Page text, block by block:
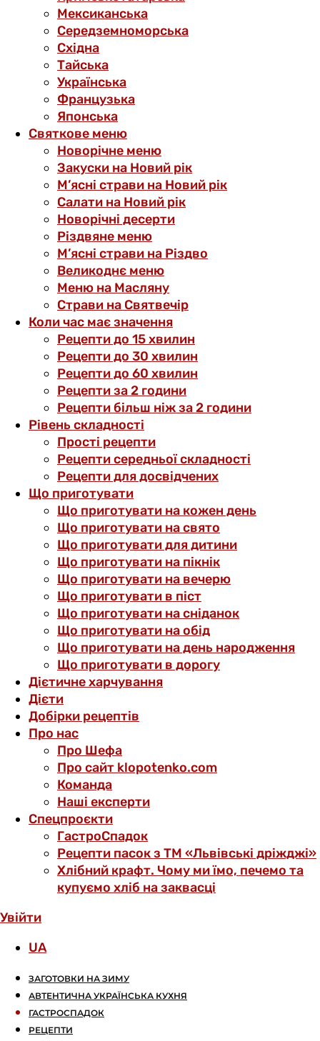
Мексиканська
Середземноморська
Східна
Тайська
Українська
Французька
Японська
Святкове меню
Новорічне меню
Закуски на Новий рік
М’ясні страви на Новий рік
Салати на Новий рік
Новорічні десерти
Різдвяне меню
М’ясні страви на Різдво
Великоднє меню
Меню на Масляну
Страви на Святвечір
Коли час має значення
Рецепти до 15 хвилин
Рецепти до 30 хвилин
Рецепти до 60 хвилин
Рецепти за 2 години
Рецепти більш ніж за 2 години
Рівень складності
Прості рецепти
Рецепти середньої складності
Рецепти для досвідчених
Що приготувати
Що приготувати на кожен день
Що приготувати на свято
Що приготувати для дитини
Що приготувати на пікнік
Що приготувати на вечерю
Що приготувати в піст
Що приготувати на сніданок
Що приготувати на обід
Що приготувати на день народження
Що приготувати в дорогу
Дієтичне харчування
Дієти
Добірки рецептів
Про нас
Про Шефа
Про сайт klopotenko.com
Команда
Наші експерти
Спецпроєкти
ГастроСпадок
Рецепти пасок з ТМ «Львівські дріжджі»
Хлібний крафт. Чому ми їмо, печемо та
купуємо хліб на заквасці
Увійти
UA
ЗАГОТОВКИ НА ЗИМУ
АВТЕНТИЧНА УКРАЇНСЬКА КУХНЯ
ГАСТРОСПАДОК
РЕЦЕПТИ